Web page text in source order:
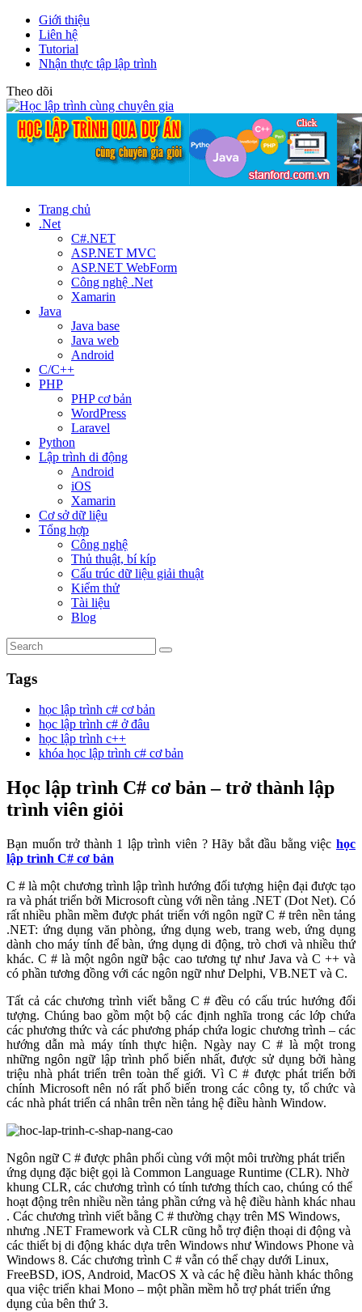
Giới thiệu
Liên hệ
Tutorial
Nhận thực tập lập trình
Theo dõi
Trang chủ
.Net
C#.NET
ASP.NET MVC
ASP.NET WebForm
Công nghệ .Net
Xamarin
Java
Java base
Java web
Android
C/C++
PHP
PHP cơ bản
WordPress
Laravel
Python
Lập trình di động
Android
iOS
Xamarin
Cơ sở dữ liệu
Tổng hợp
Công nghệ
Thủ thuật, bí kíp
Cấu trúc dữ liệu giải thuật
Kiểm thử
Tài liệu
Blog
Tags
học lập trình c# cơ bản
học lập trình c# ở đâu
học lập trình c++
khóa học lập trình c# cơ bản
Học lập trình C# cơ bản – trở thành lập
trình viên giỏi
Bạn muốn trở thành 1 lập trình viên ? Hãy bắt đầu bằng việc học
lập trình C# cơ bản
C # là một chương trình lập trình hướng đối tượng hiện đại được tạo
ra và phát triển bởi Microsoft cùng với nền tảng .NET (Dot Net). Có
rất nhiều phần mềm được phát triển với ngôn ngữ C # trên nền tảng
.NET: ứng dụng văn phòng, ứng dụng web, trang web, ứng dụng
dành cho máy tính để bàn, ứng dụng di động, trò chơi và nhiều thứ
khác. C # là một ngôn ngữ bậc cao tương tự như Java và C ++ và
có phần tương đồng với các ngôn ngữ như Delphi, VB.NET và C.
Tất cả các chương trình viết bằng C # đều có cấu trúc hướng đối
tượng. Chúng bao gồm một bộ các định nghĩa trong các lớp chứa
các phương thức và các phương pháp chứa logic chương trình – các
hướng dẫn mà máy tính thực hiện. Ngày nay C # là một trong
những ngôn ngữ lập trình phổ biến nhất, được sử dụng bởi hàng
triệu nhà phát triển trên toàn thế giới. Vì C # được phát triển bởi
chính Microsoft nên nó rất phổ biến trong các công ty, tổ chức và
các nhà phát triển cá nhân trên nền tảng hệ điều hành Window.
Ngôn ngữ C # được phân phối cùng với một môi trường phát triển
ứng dụng đặc biệt gọi là Common Language Runtime (CLR). Nhờ
khung CLR, các chương trình có tính tương thích cao, chúng có thể
hoạt động trên nhiều nền tảng phần cứng và hệ điều hành khác nhau
. Các chương trình viết bằng C # thường chạy trên MS Windows,
nhưng .NET Framework và CLR cũng hỗ trợ điện thoại di động và
các thiết bị di động khác dựa trên Windows như Windows Phone và
Windows 8. Các chương trình C # vẫn có thể chạy dưới Linux,
FreeBSD, iOS, Android, MacOS X và các hệ điều hành khác thông
qua việc triển khai Mono – một phần mềm hỗ trợ phát triển ứng
dụng của bên thứ 3.